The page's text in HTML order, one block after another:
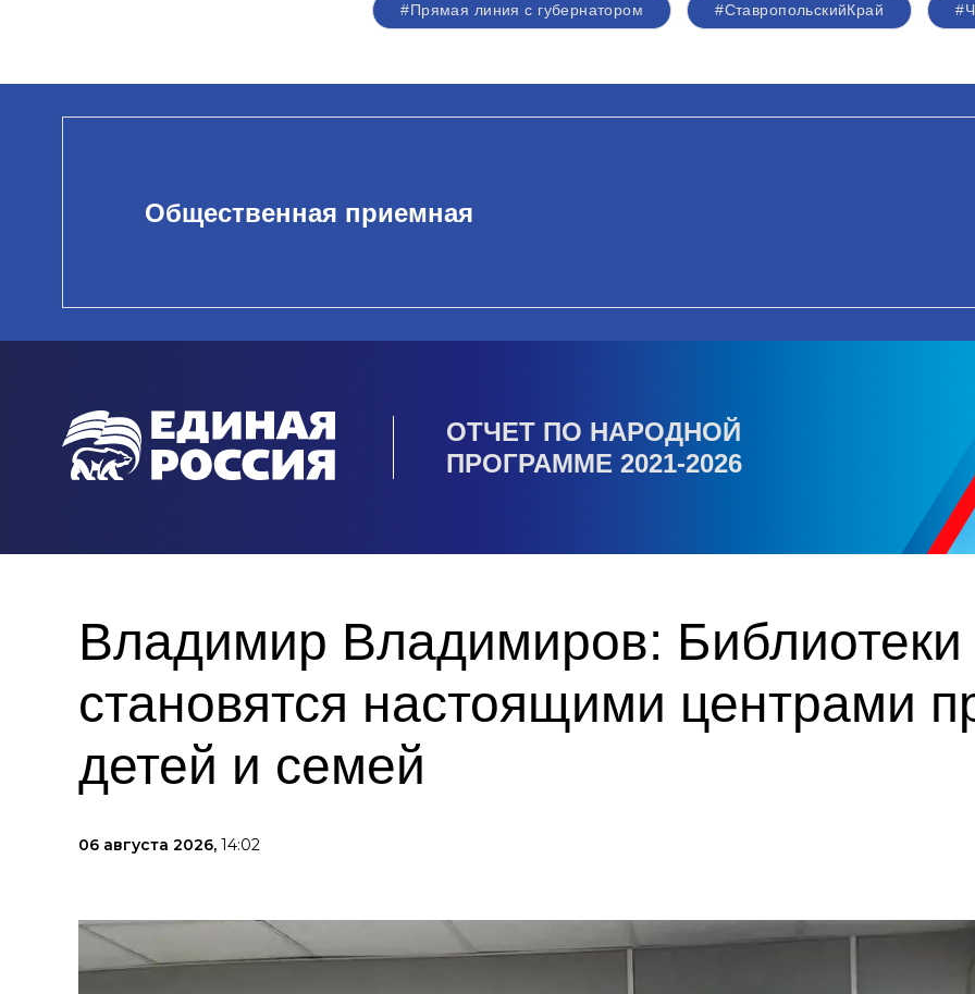
#Прямая линия с губернатором #СтавропольскийКрай
Общественная приемная
ОТЧЕТ ПО НАРОДНОЙ
ПРОГРАММЕ 2021-2026
Владимир Владимиров: Библиотеки
становятся настоящими центрами
детей и семей
06 августа 2026, 14:02